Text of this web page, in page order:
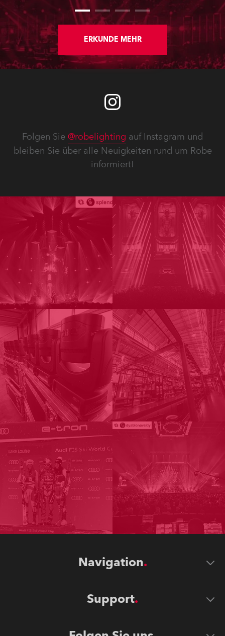
ERKUNDE MEHR
Folgen Sie @robelighting auf Instagram und
bleiben Sie über alle Neuigkeiten rund um Robe
informiert!
Navigation
Support